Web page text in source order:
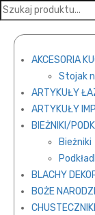
AKCESORIA
Stojak
ARTYKUŁY
ARTYKUŁY
BIEŻNIKI/
Bieżniki
BLACHY
BOŻE
CHUSTECZNIKI